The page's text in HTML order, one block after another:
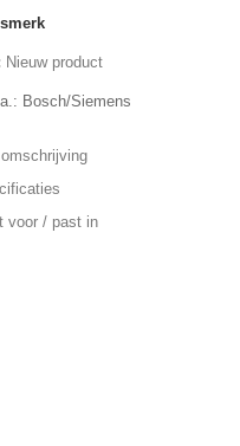
Nieuw product
Bosch/Siemens
voor / past in